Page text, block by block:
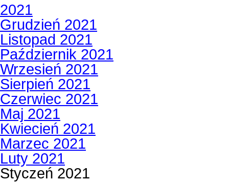
2021
Grudzień 2021
Listopad 2021
Październik 2021
Wrzesień 2021
Sierpień 2021
Czerwiec 2021
Maj 2021
Kwiecień 2021
Marzec 2021
Luty 2021
Styczeń 2021